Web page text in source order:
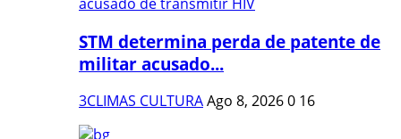
STM determina perda de patente de
militar acusado...
3CLIMAS CULTURAAgo 8, 20260 16